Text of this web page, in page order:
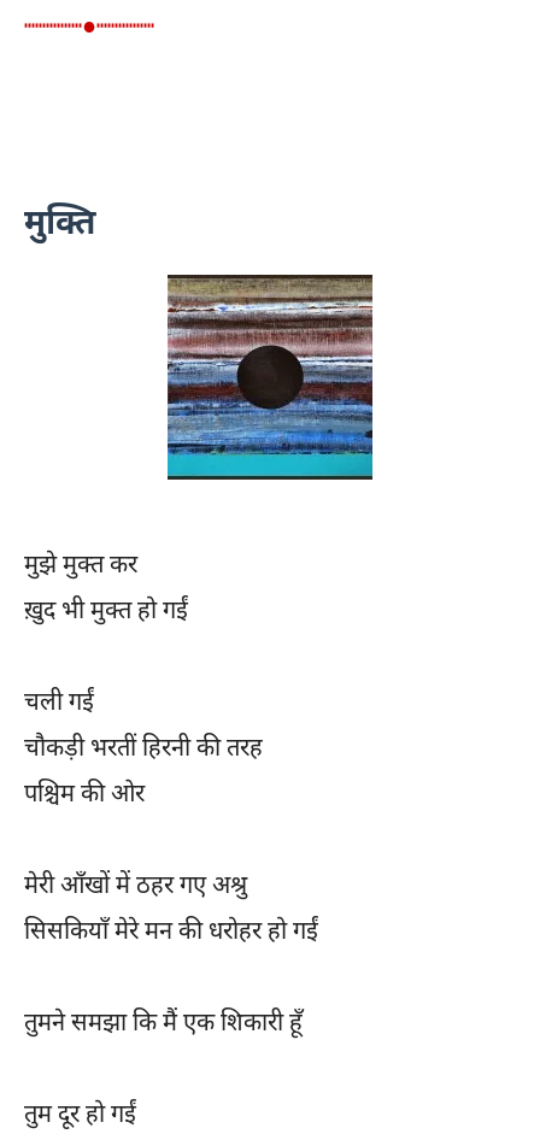
┉┉┉┉●┉┉┉┉
मुक्ति
मुझे मुक्त कर
ख़ुद भी मुक्त हो गईं
चली गईं
चौकड़ी भरतीं हिरनी की तरह
पश्चिम की ओर
मेरी आँखों में ठहर गए अश्रु
सिसकियाँ मेरे मन की धरोहर हो गईं
तुमने समझा कि मैं एक शिकारी हूँ
तुम दूर हो गईं